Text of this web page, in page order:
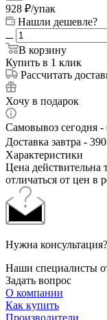
928 ₽/упак
Нашли дешевле?
В корзину
Купить в 1 клик
Рассчитать
Хочу в подарок
Самовывоз сегодня -
Доставка завтра -
Характеристики
Цена действительна
отличаться от цен в
Нужна консультация?
Наши специалисты
Задать вопрос
О компании
Как купить
Производители